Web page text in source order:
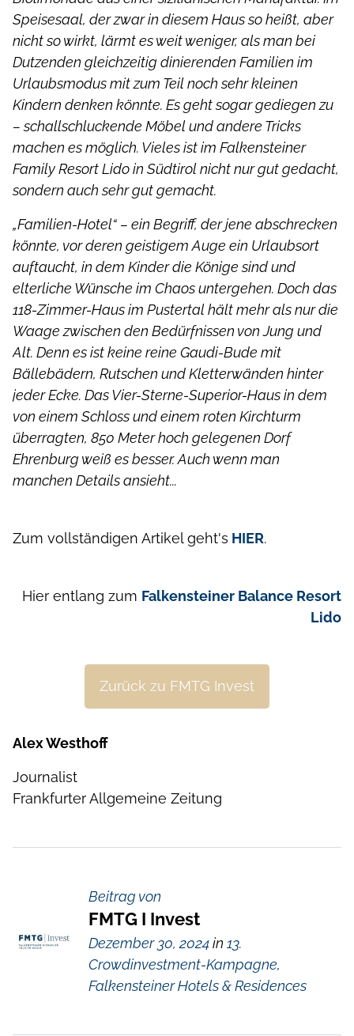
Speisesaal, der zwar in diesem Haus so heißt, aber
nicht so wirkt, lärmt es weit weniger, als man bei
Dutzenden gleichzeitig dinierenden Familien im
Urlaubsmodus mit zum Teil noch sehr kleinen
Kindern denken könnte. Es geht sogar gediegen zu
– schallschluckende Möbel und andere Tricks
machen es möglich. Vieles ist im Falkensteiner
Family Resort Lido in Südtirol nicht nur gut gedacht,
sondern auch sehr gut gemacht.
„Familien-Hotel“ – ein Begriff, der jene abschrecken
könnte, vor deren geistigem Auge ein Urlaubsort
auftaucht, in dem Kinder die Könige sind und
elterliche Wünsche im Chaos untergehen. Doch das
118-Zimmer-Haus im Pustertal hält mehr als nur die
Waage zwischen den Bedürfnissen von Jung und
Alt. Denn es ist keine reine Gaudi-Bude mit
Bällebädern, Rutschen und Kletterwänden hinter
jeder Ecke. Das Vier-Sterne-Superior-Haus in dem
von einem Schloss und einem roten Kirchturm
überragten, 850 Meter hoch gelegenen Dorf
Ehrenburg weiß es besser. Auch wenn man
manchen Details ansieht...
Zum vollständigen Artikel geht's HIER.
Hier entlang zum Falkensteiner Balance Resort
Lido
Zurück zu FMTG Invest
Alex Westhoff
Journalist
Frankfurter Allgemeine Zeitung
Beitrag von
FMTG I Invest
Dezember 30, 2024in 13.
Crowdinvestment-Kampagne,
Falkensteiner Hotels & Residences